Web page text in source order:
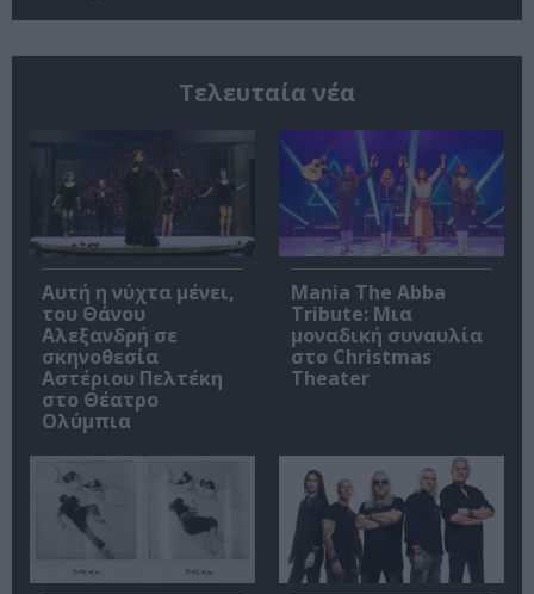
Τελευταία νέα
Αυτή η νύχτα μένει,
του Θάνου
Αλεξανδρή σε
σκηνοθεσία
Αστέριου Πελτέκη
στο Θέατρο
Ολύμπια
Mania The Abba
Tribute: Μια
μοναδική συναυλία
στο Christmas
Theater